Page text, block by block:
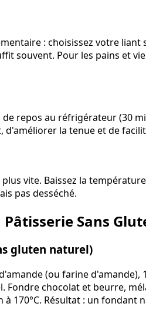
: choisissez votre liant
souvent. Pour les pains et
repos au réfrigérateur (30
la tenue et de
vite. Baissez la température
pas desséché.
Sans
gluten naturel)
(ou farine
Fondre chocolat et beurre,
170°C. Résultat : un fondant